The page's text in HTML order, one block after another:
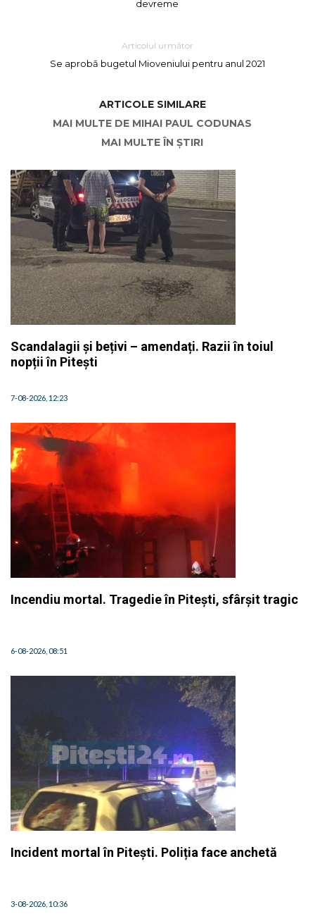
devreme
Articolul următor
Se aprobă bugetul Mioveniului pentru anul 2021
ARTICOLE SIMILARE
MAI MULTE DE MIHAI PAUL CODUNAS
MAI MULTE ÎN ȘTIRI
Scandalagii și bețivi – amendați. Razii în toiul
nopții în Pitești
7-08-2026, 12:23
Incendiu mortal. Tragedie în Pitești, sfârșit tragic
6-08-2026, 08:51
Incident mortal în Pitești. Poliția face anchetă
3-08-2026, 10:36